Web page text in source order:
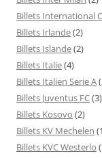
Billets International
Billets Irlande(2)
Billets Islande(2)
Billets Italie(4)
Billets Italien Serie A
Billets Juventus FC(3)
Billets Kosovo (2)
Billets KV Mechelen
Billets KVC Westerlo